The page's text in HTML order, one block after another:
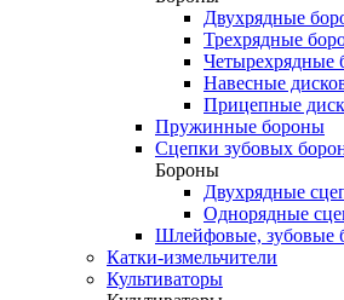
Двухрядные
Трехрядные
Четырехрядные
Навесные
Прицепные
Пружинные бороны
Сцепки зубовых
Бороны
Двухрядные
Однорядные
Шлейфовые, зубовые
Катки-измельчители
Культиваторы